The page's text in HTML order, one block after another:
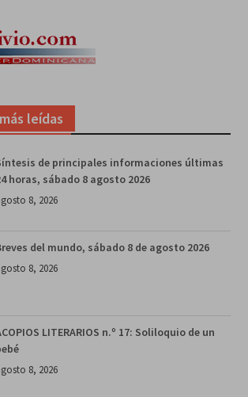
leídas
de principales informaciones últimas
horas, sábado 8 agosto 2026
8, 2026
del mundo, sábado 8 de agosto 2026
8, 2026
LITERARIOS n.º 17: Soliloquio de un
8, 2026